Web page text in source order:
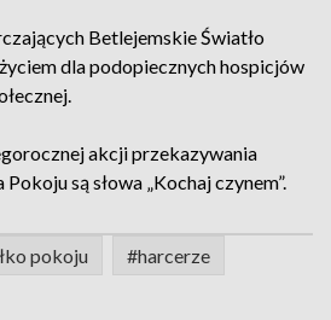
Betlejemskie Światło
dla podopiecznych hospicjów
akcji przekazywania
są słowa „Kochaj czynem”.
pokoju #harcerze